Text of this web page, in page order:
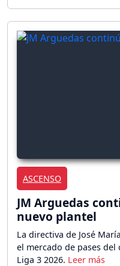
ASCENSO
JM Arguedas
nuevo plantel
La directiva de José
el mercado de pases del
Liga 3 2026.